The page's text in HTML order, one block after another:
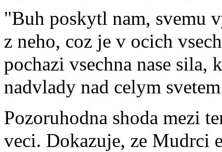
"Buh poskytl nam, svemu
z neho, coz je v ocich
pochazi vsechna nase sila,
nadvlady nad celym
Pozoruhodna shoda mezi
veci. Dokazuje, ze Mudrci